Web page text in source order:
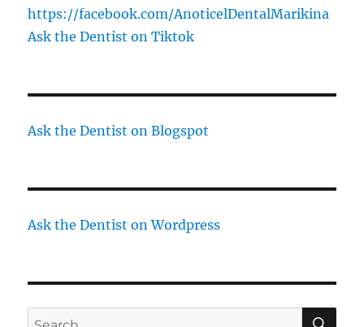
https://facebook.com/AnoticelDentalMarikina
Ask the Dentist on Tiktok
Ask the Dentist on Blogspot
Ask the Dentist on Wordpress
Search